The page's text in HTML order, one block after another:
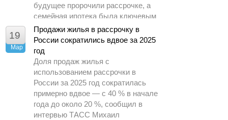
будущее пророчили рассрочке, а
семейная ипотека была ключевым
драйвером спроса.
19
Мар
Продажи жилья в рассрочку в
России сократились вдвое за 2025
год
Доля продаж жилья с
использованием рассрочки в
России за 2025 год сократилась
примерно вдвое — с 40 % в начале
года до около 20 %, сообщил в
интервью ТАСС Михаил